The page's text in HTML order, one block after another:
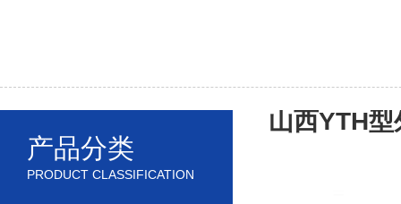
山西YTH
产品分类
PRODUCT CLASSIFICATION